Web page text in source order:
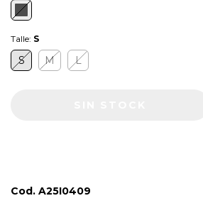
Talle: S
S M L
Cod. A25I0409